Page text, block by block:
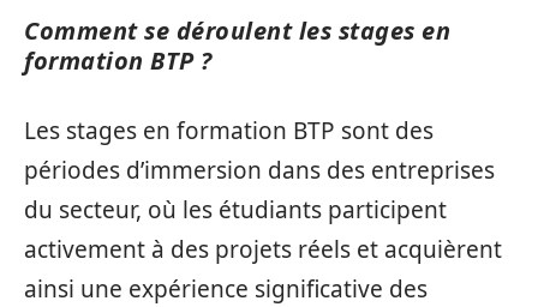
Comment se déroulent les stages en
formation BTP ?
Les stages en formation BTP sont des
périodes d’immersion dans des entreprises
du secteur, où les étudiants participent
activement à des projets réels et acquièrent
ainsi une expérience significative des